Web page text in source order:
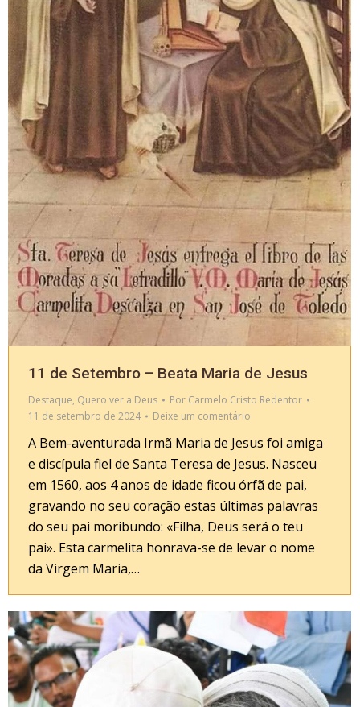
11 de Setembro – Beata Maria de Jesus
Destaque, Quero ver a Deus Por Carmelo Cristo Redentor
11 de setembro de 2024
Deixe um comentário
A Bem-aventurada Irmã Maria de Jesus foi amiga
e discípula fiel de Santa Teresa de Jesus. Nasceu
em 1560, aos 4 anos de idade ficou órfã de pai,
gravando no seu coração estas últimas palavras
do seu pai moribundo: «Filha, Deus será o teu
pai». Esta carmelita honrava-se de levar o nome
da Virgem Maria,…